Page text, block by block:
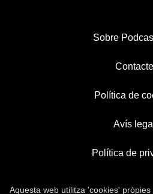
Sobre
Contacte
Política de
Avís legal
Política de
Aquesta web utilitza 'cookies'